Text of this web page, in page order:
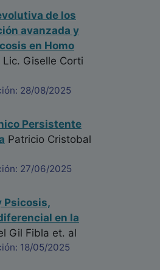
de los
avanzada y
en Homo
Lic. Giselle Corti
28/08/2025
Persistente
Patricio Cristobal
27/06/2025
Psicosis,
en la
Gil Fibla et. al
18/05/2025